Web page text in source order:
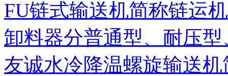
FU链式输送机简称链运
卸料器分普通型、耐压型
友诚水冷降温螺旋输送机